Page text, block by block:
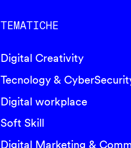
TEMATICHE
Digital Creativity
Tecnology &
Digital workplace
Soft Skill
Digital Marketing &